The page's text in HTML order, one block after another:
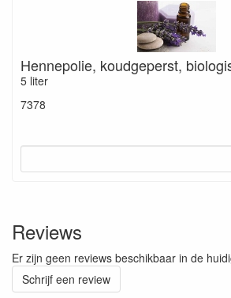
Hennepolie, koudgeperst,
5 liter
7378
Reviews
Er zijn geen reviews beschikbaar in de
Schrijf een review